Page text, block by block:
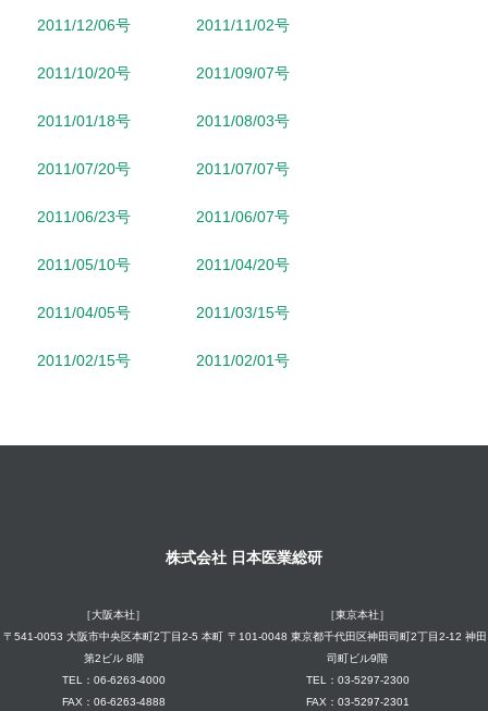
2011/12/06号 2011/11/02号
2011/10/20号 2011/09/07号
2011/01/18号 2011/08/03号
2011/07/20号 2011/07/07号
2011/06/23号 2011/06/07号
2011/05/10号 2011/04/20号
2011/04/05号 2011/03/15号
2011/02/15号 2011/02/01号
株式会社 日本医業総研
［大阪本社］
〒541-0053 大阪市中央区本町2丁目2-5 本町
第2ビル 8階
TEL：06-6263-4000
FAX：06-6263-4888
［東京本社］
〒101-0048 東京都千代田区神田司町2丁目2-12 神田
司町ビル9階
TEL：03-5297-2300
FAX：03-5297-2301